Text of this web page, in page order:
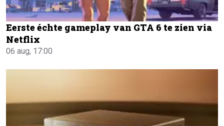
Eerste échte gameplay van GTA 6 te zien via
Netflix
06 aug, 17:00